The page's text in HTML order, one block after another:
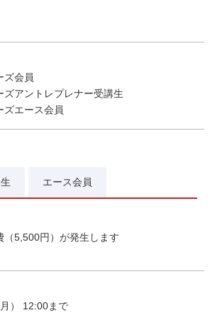
ズ会員
ズアントレプレナー受講生
ズエース会員
エース会員
5,500円）が発生します
） 12:00まで